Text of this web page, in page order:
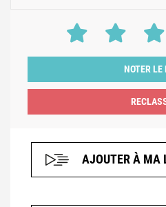
NOTER LE
AJOUTER À MA